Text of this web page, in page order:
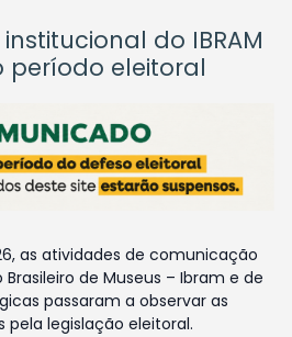
do IBRAM
período eleitoral
as atividades de comunicação
de Museus – Ibram e de
passaram a observar as
legislação eleitoral.